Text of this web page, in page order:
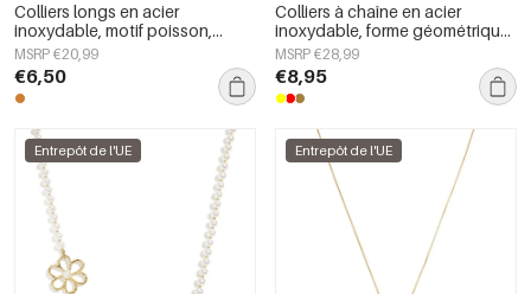
Colliers longs en acier
inoxydable, motif poisson,
collection décontractée et
simple pour femmes
MSRP €20,99
€6,50
Colliers à chaîne en acier
inoxydable, forme géométrique,
collection simple pour le
quotidien, bijoux pour femmes
MSRP €28,99
€8,95
Entrepôt de l'UE Entrepôt de l'UE